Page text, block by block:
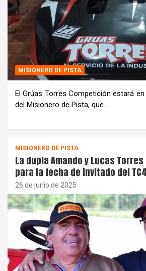
MISIONERO DE PISTA
El Grúas Torres Competición estará
del Misionero de Pista, que…
MISIONERO DE PISTA
La dupla Amando y Lucas
para la fecha de invitado del
26 de junio de 2025